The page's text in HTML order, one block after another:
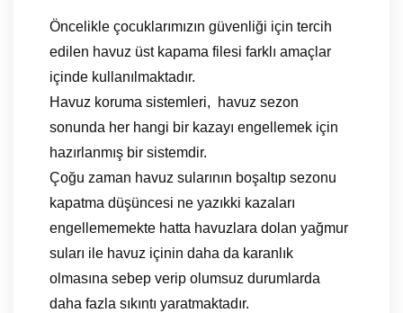
Öncelikle çocuklarımızın güvenliği için tercih
edilen havuz üst kapama filesi farklı amaçlar
içinde kullanılmaktadır.
Havuz koruma sistemleri, havuz sezon
sonunda her hangi bir kazayı engellemek için
hazırlanmış bir sistemdir.
Çoğu zaman havuz sularının boşaltıp sezonu
kapatma düşüncesi ne yazıkki kazaları
engellememekte hatta havuzlara dolan yağmur
suları ile havuz içinin daha da karanlık
olmasına sebep verip olumsuz durumlarda
daha fazla sıkıntı yaratmaktadır.